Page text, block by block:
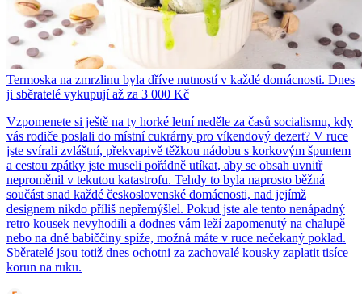
Termoska na zmrzlinu byla dříve nutností v každé domácnosti. Dnes
ji sběratelé vykupují až za 3 000 Kč
Vzpomenete si ještě na ty horké letní neděle za časů socialismu, kdy
vás rodiče poslali do místní cukrárny pro víkendový dezert? V ruce
jste svírali zvláštní, překvapivě těžkou nádobu s korkovým špuntem
a cestou zpátky jste museli pořádně utíkat, aby se obsah uvnitř
neproměnil v tekutou katastrofu. Tehdy to byla naprosto běžná
součást snad každé československé domácnosti, nad jejímž
designem nikdo příliš nepřemýšlel. Pokud jste ale tento nenápadný
retro kousek nevyhodili a dodnes vám leží zapomenutý na chalupě
nebo na dně babiččiny spíže, možná máte v ruce nečekaný poklad.
Sběratelé jsou totiž dnes ochotni za zachovalé kousky zaplatit tisíce
korun na ruku.